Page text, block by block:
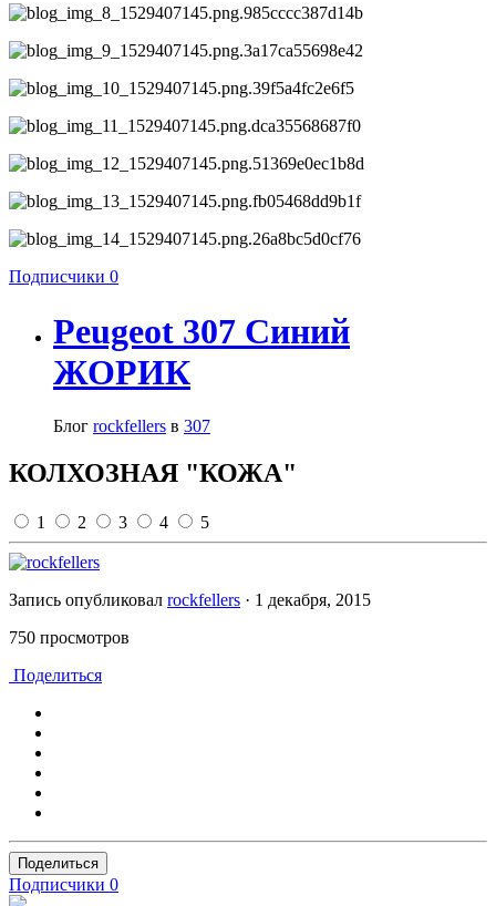
Подписчики 0
Peugeot 307 Синий
ЖОРИК
Блог rockfellers в 307
КОЛХОЗНАЯ "КОЖА"
1 2 3 4 5
Запись опубликовал rockfellers · 1 декабря, 2015
750 просмотров
Поделиться
Поделиться
Подписчики 0